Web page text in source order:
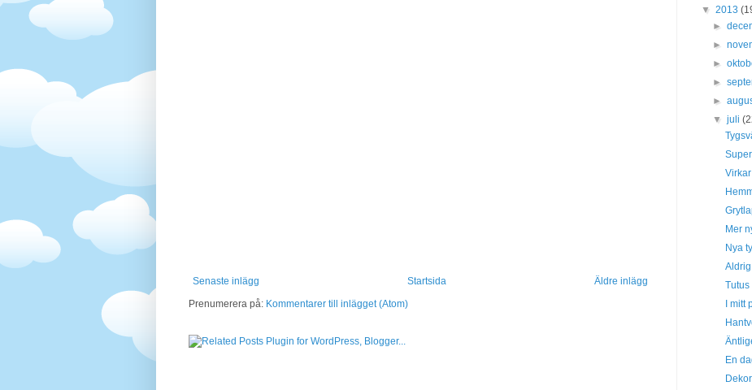
Senaste inlägg Äldre inlägg
Startsida
Prenumerera på: Kommentarer till inlägget (Atom)
▼ 2013
►
►
►
►
►
▼juli
Mer
Nya
Tutus
I mitt
En